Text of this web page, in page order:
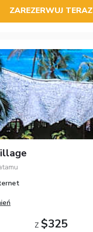
ZAREZERWUJ TERAZ
Z $325